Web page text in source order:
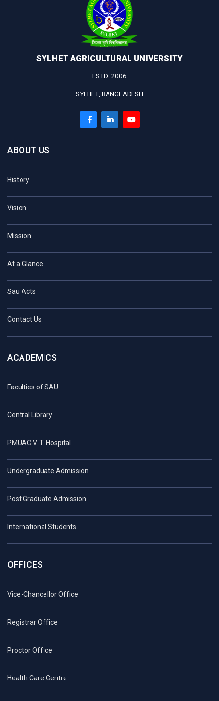
SYLHET AGRICULTURAL UNIVERSITY
ESTD. 2006
SYLHET, BANGLADESH
ABOUT US
History
Vision
Mission
At a Glance
Sau Acts
Contact Us
ACADEMICS
Faculties of SAU
Central Library
PMUAC V. T. Hospital
Undergraduate Admission
Post Graduate Admission
International Students
OFFICES
Vice-Chancellor Office
Registrar Office
Proctor Office
Health Care Centre